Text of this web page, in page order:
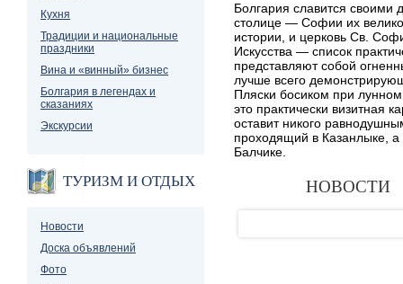
Болгария славится своими
столице — Софии их
истории, и церковь Св.
Искусства — список
представляют собой
лучше всего
Пляски босиком при
это практически визитная
оставит никого
проходящий в Казанлыке,
Балчике.
НОВОСТИ
Кухня
Традиции и национальные
праздники
Вина и «винный» бизнес
Болгария в легендах и
сказаниях
Экскурсии
ТУРИЗМ И ОТДЫХ
Новости
Доска объявлений
Фото